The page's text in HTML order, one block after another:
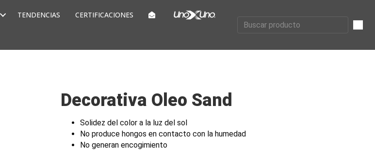
TENDENCIAS CERTIFICACIONES
Decorativa Oleo Sand
Solidez del color a la luz del sol
No produce hongos en contacto con la humedad
No generan encogimiento